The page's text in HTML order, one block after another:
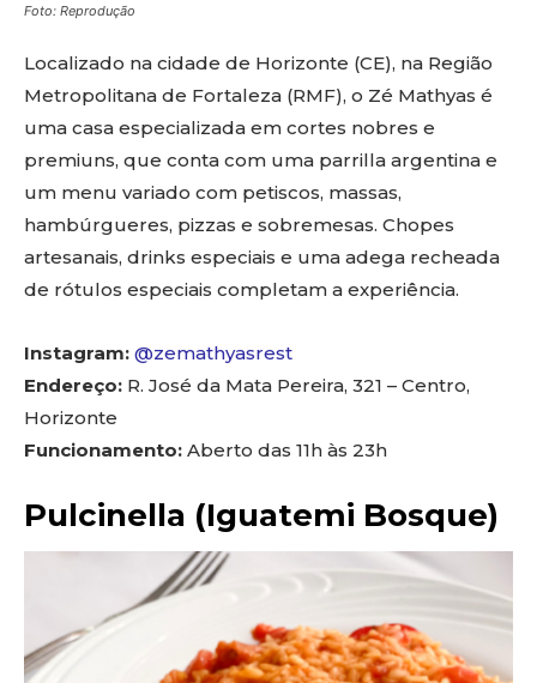
Foto: Reprodução
Localizado na cidade de Horizonte (CE), na Região
Metropolitana de Fortaleza (RMF), o Zé Mathyas é
uma casa especializada em cortes nobres e
premiuns, que conta com uma parrilla argentina e
um menu variado com petiscos, massas,
hambúrgueres, pizzas e sobremesas. Chopes
artesanais, drinks especiais e uma adega recheada
de rótulos especiais completam a experiência.
Instagram: @zemathyasrest
Endereço: R. José da Mata Pereira, 321 – Centro,
Horizonte
Funcionamento: Aberto das 11h às 23h
Pulcinella (Iguatemi Bosque)